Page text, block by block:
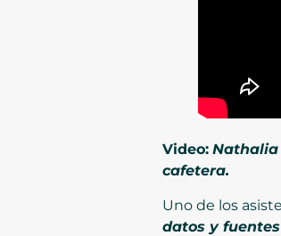
Video: Nathalia
cafetera.
Uno de los
datos y